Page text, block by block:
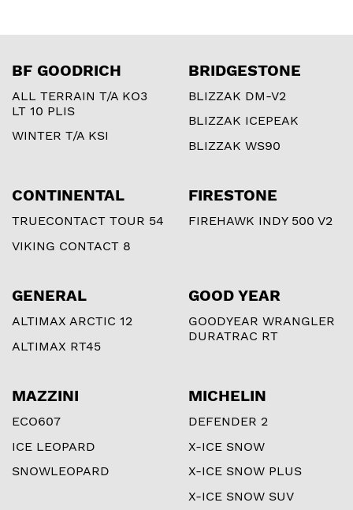
BF GOODRICH
ALL TERRAIN T/A KO3
LT 10 PLIS
WINTER T/A KSI
BRIDGESTONE
BLIZZAK DM-V2
BLIZZAK ICEPEAK
BLIZZAK WS90
CONTINENTAL
TRUECONTACT TOUR 54
VIKING CONTACT 8
FIRESTONE
FIREHAWK INDY 500 V2
GENERAL
ALTIMAX ARCTIC 12
ALTIMAX RT45
GOOD YEAR
GOODYEAR WRANGLER
DURATRAC RT
MAZZINI
ECO607
ICE LEOPARD
SNOWLEOPARD
MICHELIN
DEFENDER 2
X-ICE SNOW
X-ICE SNOW PLUS
X-ICE SNOW SUV